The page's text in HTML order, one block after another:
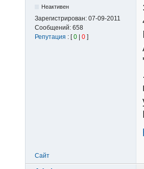
Неактивен
Зарегистрирован: 07-09-2011
Сообщений: 658
Репутация : [0 0 ]
Сайт